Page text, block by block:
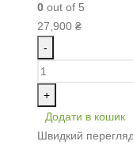
0 out of 5
27,900 ₴
-
+
Додати в кошик
Швидкий перегляд